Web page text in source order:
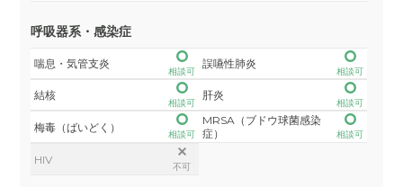
呼吸器系・感染症
喘息・気管支炎
相談可
誤嚥性肺炎
相談可
結核
相談可
肝炎
相談可
梅毒（ばいどく）
相談可
MRSA（ブドウ球菌感染
症）
相談可
HIV
不可